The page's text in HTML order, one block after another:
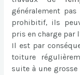
généralement
prohibitif, ils
pris en charge par
Il est par
toiture
suite à une